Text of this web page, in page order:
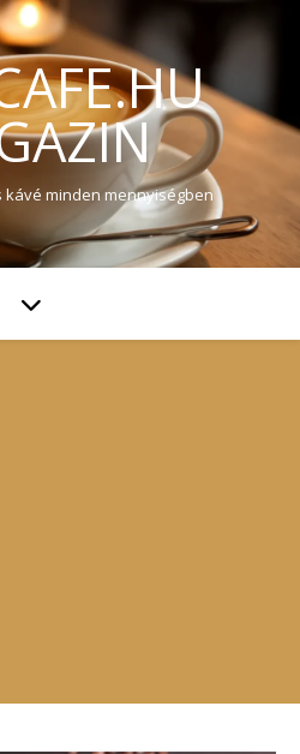
kávé minden mennyiségben